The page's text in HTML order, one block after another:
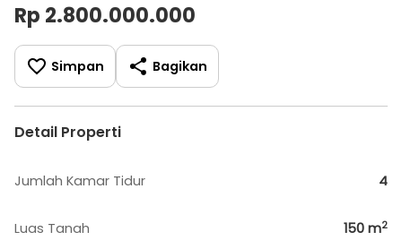
Rp 2.800.000.000
Simpan Bagikan
Detail Properti
Jumlah Kamar Tidur 4
Luas Tanah 150 m2